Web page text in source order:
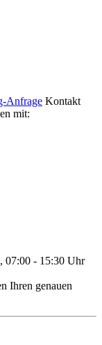
Anfrage Kontakt
mit:
07:00 - 15:30 Uhr
Ihren genauen